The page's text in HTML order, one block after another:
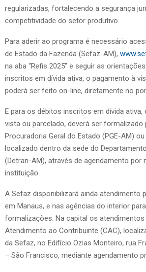
regularizadas, fortalecendo a segurança
competitividade do setor produtivo.
Para aderir ao programa é necessário
de Estado da Fazenda (Sefaz-AM),
na aba “Refis 2025” e seguir as
inscritos em dívida ativa, o pagamento à
poderá ser feito on-line, diretamente no
E para os débitos inscritos em dívida ativa,
vista ou parcelado, deverá ser formalizado
Procuradoria Geral do Estado (PGE-AM)
localizado dentro da sede do
(Detran-AM), através de agendamento por
instituição.
A Sefaz disponibilizará ainda atendimento
em Manaus, e nas agências do interior
formalizações. Na capital os atendimentos
Atendimento ao Contribuinte (CAC),
da Sefaz, no Edifício Ozias Monteiro, rua
– São Francisco, mediante agendamento